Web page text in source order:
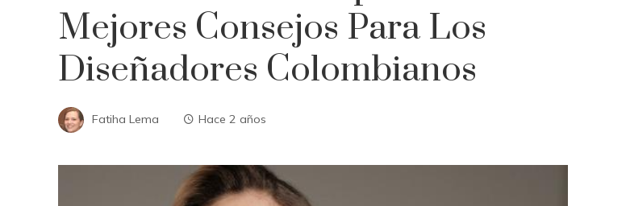
Mejores Consejos Para Los
Diseñadores Colombianos
Fatiha Lema Hace 2 años